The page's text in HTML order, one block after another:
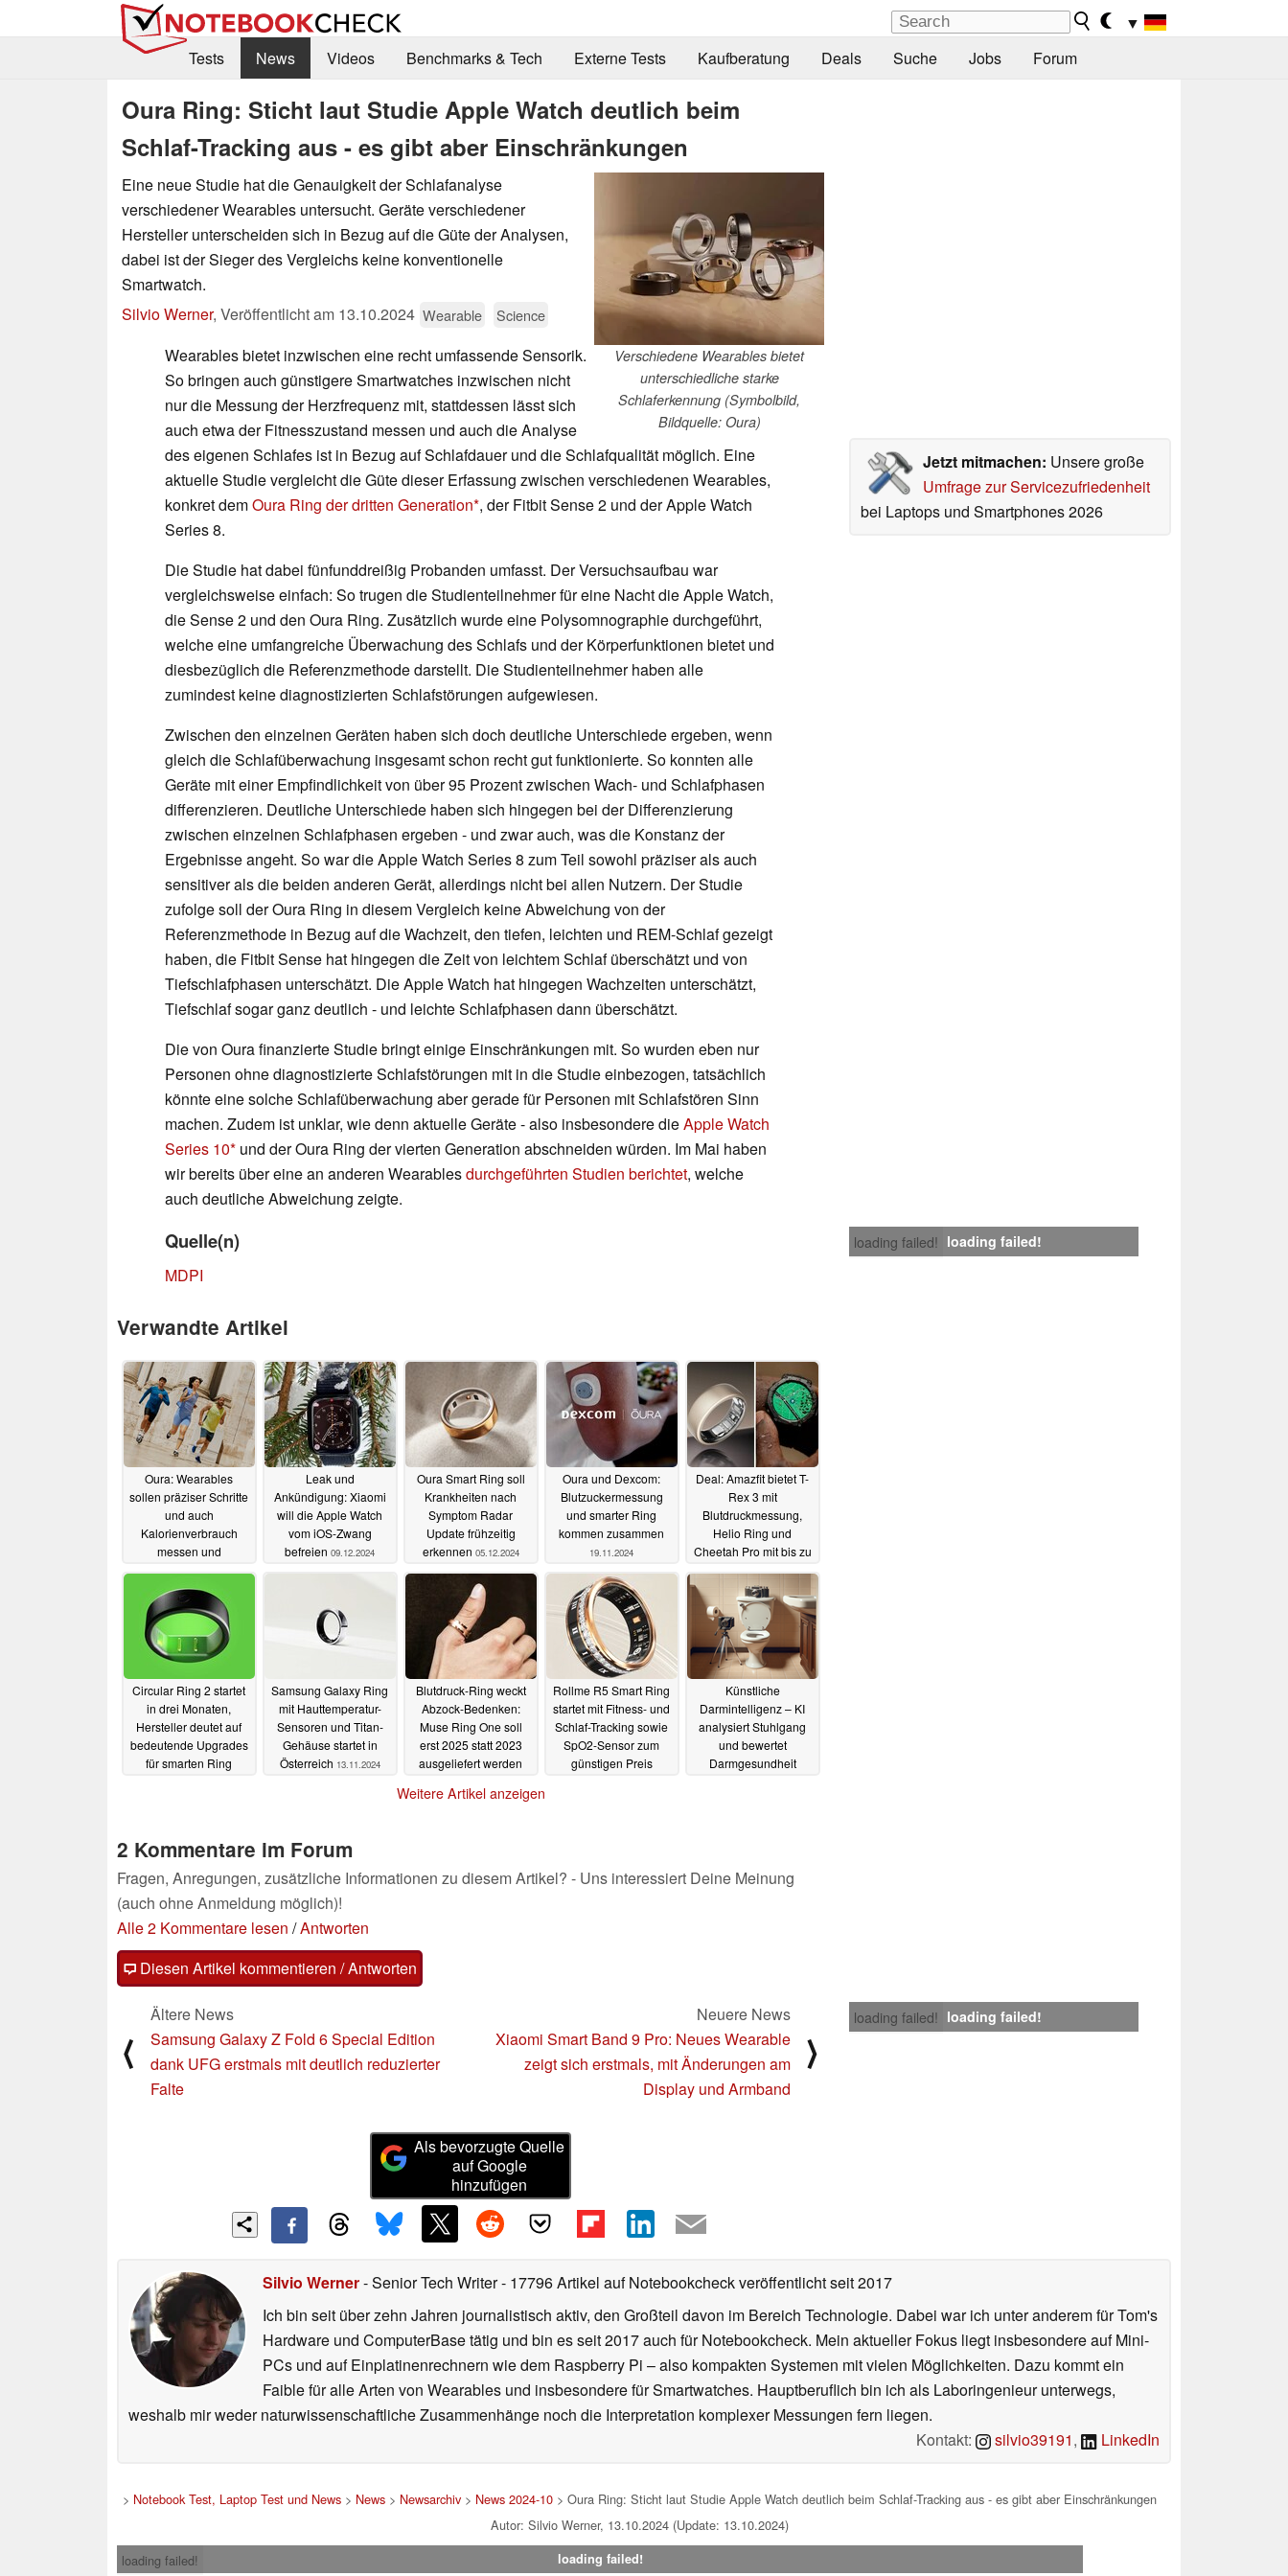
▼
Tests
News Videos Benchmarks & Tech Externe Tests Kaufberatung Deals Suche Jobs Forum
Oura Ring: Sticht laut Studie Apple Watch deutlich beim
Schlaf-Tracking aus - es gibt aber Einschränkungen
Verschiedene Wearables bietet
unterschiedliche starke
Schlaferkennung (Symbolbild,
Bildquelle: Oura)
Eine neue Studie hat die Genauigkeit der Schlafanalyse
verschiedener Wearables untersucht. Geräte verschiedener
Hersteller unterscheiden sich in Bezug auf die Güte der Analysen,
dabei ist der Sieger des Vergleichs keine konventionelle
Smartwatch.
Silvio Werner, Veröffentlicht am 13.10.2024 Wearable Science
Jetzt mitmachen: Unsere große
Umfrage zur Servicezufriedenheit
bei Laptops und Smartphones 2026
Wearables bietet inzwischen eine recht umfassende Sensorik.
So bringen auch günstigere Smartwatches inzwischen nicht
nur die Messung der Herzfrequenz mit, stattdessen lässt sich
auch etwa der Fitnesszustand messen und auch die Analyse
des eigenen Schlafes ist in Bezug auf Schlafdauer und die Schlafqualität möglich. Eine
aktuelle Studie vergleicht die Güte dieser Erfassung zwischen verschiedenen Wearables,
konkret demOura Ring der dritten Generation , der Fitbit Sense 2 und der Apple Watch
Series 8.
Die Studie hat dabei fünfunddreißig Probanden umfasst. Der Versuchsaufbau war
vergleichsweise einfach: So trugen die Studienteilnehmer für eine Nacht die Apple Watch,
die Sense 2 und den Oura Ring. Zusätzlich wurde eine Polysomnographie durchgeführt,
welche eine umfangreiche Überwachung des Schlafs und der Körperfunktionen bietet und
diesbezüglich die Referenzmethode darstellt. Die Studienteilnehmer haben alle
zumindest keine diagnostizierten Schlafstörungen aufgewiesen.
Zwischen den einzelnen Geräten haben sich doch deutliche Unterschiede ergeben, wenn
gleich die Schlafüberwachung insgesamt schon recht gut funktionierte. So konnten alle
Geräte mit einer Empfindlichkeit von über 95 Prozent zwischen Wach- und Schlafphasen
differenzieren. Deutliche Unterschiede haben sich hingegen bei der Differenzierung
zwischen einzelnen Schlafphasen ergeben - und zwar auch, was die Konstanz der
Ergebnisse angeht. So war die Apple Watch Series 8 zum Teil sowohl präziser als auch
sensitiver als die beiden anderen Gerät, allerdings nicht bei allen Nutzern. Der Studie
zufolge soll der Oura Ring in diesem Vergleich keine Abweichung von der
Referenzmethode in Bezug auf die Wachzeit, den tiefen, leichten und REM-Schlaf gezeigt
haben, die Fitbit Sense hat hingegen die Zeit von leichtem Schlaf überschätzt und von
Tiefschlafphasen unterschätzt. Die Apple Watch hat hingegen Wachzeiten unterschätzt,
Tiefschlaf sogar ganz deutlich - und leichte Schlafphasen dann überschätzt.
Die von Oura finanzierte Studie bringt einige Einschränkungen mit. So wurden eben nur
Personen ohne diagnostizierte Schlafstörungen mit in die Studie einbezogen, tatsächlich
könnte eine solche Schlafüberwachung aber gerade für Personen mit Schlafstören Sinn
machen. Zudem ist unklar, wie denn aktuelle Geräte - also insbesondere dieApple Watch
Series 10 und der Oura Ring der vierten Generation abschneiden würden. Im Mai haben
wir bereits über eine an anderen Wearablesdurchgeführten Studien berichtet, welche
auch deutliche Abweichung zeigte.
loading failed! loading failed!
Quelle(n)
MDPI
Verwandte Artikel
Oura: Wearables
sollen präziser Schritte
und auch
Kalorienverbrauch
messen und
26.03.2025
Leak und
Ankündigung: Xiaomi
will die Apple Watch
vom iOS-Zwang
befreien 09.12.2024
Oura Smart Ring soll
Krankheiten nach
Symptom Radar
Update frühzeitig
erkennen 05.12.2024
Oura und Dexcom:
Blutzuckermessung
und smarter Ring
kommen zusammen
19.11.2024
Deal: Amazfit bietet T-
Rex 3 mit
Blutdruckmessung,
Helio Ring und
Cheetah Pro mit bis zu
19.11.2024
Circular Ring 2 startet
in drei Monaten,
Hersteller deutet auf
bedeutende Upgrades
für smarten Ring
Samsung Galaxy Ring
mit Hauttemperatur-
Sensoren und Titan-
Gehäuse startet in
Österreich 13.11.2024
Blutdruck-Ring weckt
Abzock-Bedenken:
Muse Ring One soll
erst 2025 statt 2023
ausgeliefert werden
Rollme R5 Smart Ring
startet mit Fitness- und
Schlaf-Tracking sowie
SpO2-Sensor zum
günstigen Preis
Künstliche
Darmintelligenz – KI
analysiert Stuhlgang
und bewertet
Darmgesundheit
Weitere Artikel anzeigen
2 Kommentare im Forum
Fragen, Anregungen, zusätzliche Informationen zu diesem Artikel? - Uns interessiert Deine Meinung
(auch ohne Anmeldung möglich)!
Alle 2 Kommentare lesen /Antworten
Diesen Artikel kommentieren / Antworten
loading failed! loading failed!
⟨
Ältere News
Samsung Galaxy Z Fold 6 Special Edition
dank UFG erstmals mit deutlich reduzierter
Falte
Neuere News
Xiaomi Smart Band 9 Pro: Neues Wearable
zeigt sich erstmals, mit Änderungen am
Display und Armband
⟩
Als bevorzugte Quelle
auf Google
hinzufügen
Silvio Werner- Senior Tech Writer- 17796 Artikel auf Notebookcheck veröffentlichtseit 2017
Ich bin seit über zehn Jahren journalistisch aktiv, den Großteil davon im Bereich Technologie. Dabei war ich unter anderem für Tom's
Hardware und ComputerBase tätig und bin es seit 2017 auch für Notebookcheck. Mein aktueller Fokus liegt insbesondere auf Mini-
PCs und auf Einplatinenrechnern wie dem Raspberry Pi – also kompakten Systemen mit vielen Möglichkeiten. Dazu kommt ein
Faible für alle Arten von Wearables und insbesondere für Smartwatches. Hauptberuflich bin ich als Laboringenieur unterwegs,
weshalb mir weder naturwissenschaftliche Zusammenhänge noch die Interpretation komplexer Messungen fern liegen.
Kontakt:
silvio39191, LinkedIn
> Notebook Test, Laptop Test und News> News> Newsarchiv> News 2024-10> Oura Ring: Sticht laut Studie Apple Watch deutlich beim Schlaf-Tracking aus - es gibt aber Einschränkungen
Autor: Silvio Werner, 13.10.2024 (Update: 13.10.2024)
loading failed!
loading failed!